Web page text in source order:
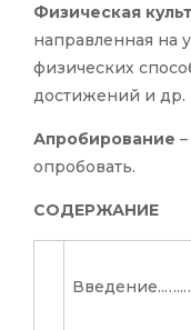
Физическая
направленная на
физических
достижений и др.
Апробирование
опробовать.
СОДЕРЖАНИЕ